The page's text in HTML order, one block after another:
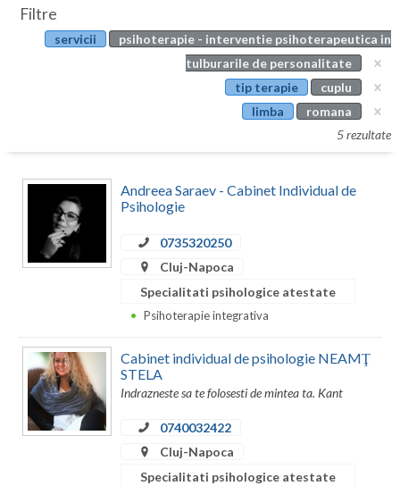
Botosani
Calarasi
Caras-Severin
Covasna
Dambovita
Dolj
Articole
Evenimente
Filtre
servicii
psihoterapie - interventie psihoterapeutica in
tulburarile de personalitate
tip terapie
cuplu
limba
romana
5 rezultate
Andreea Saraev - Cabinet Individual de
Psihologie
0735320250
Cluj-Napoca
Specialitati psihologice atestate
Psihoterapie integrativa
Cabinet individual de psihologie NEAMŢ
STELA
Indrazneste sa te folosesti de mintea ta. Kant
0740032422
Cluj-Napoca
Specialitati psihologice atestate